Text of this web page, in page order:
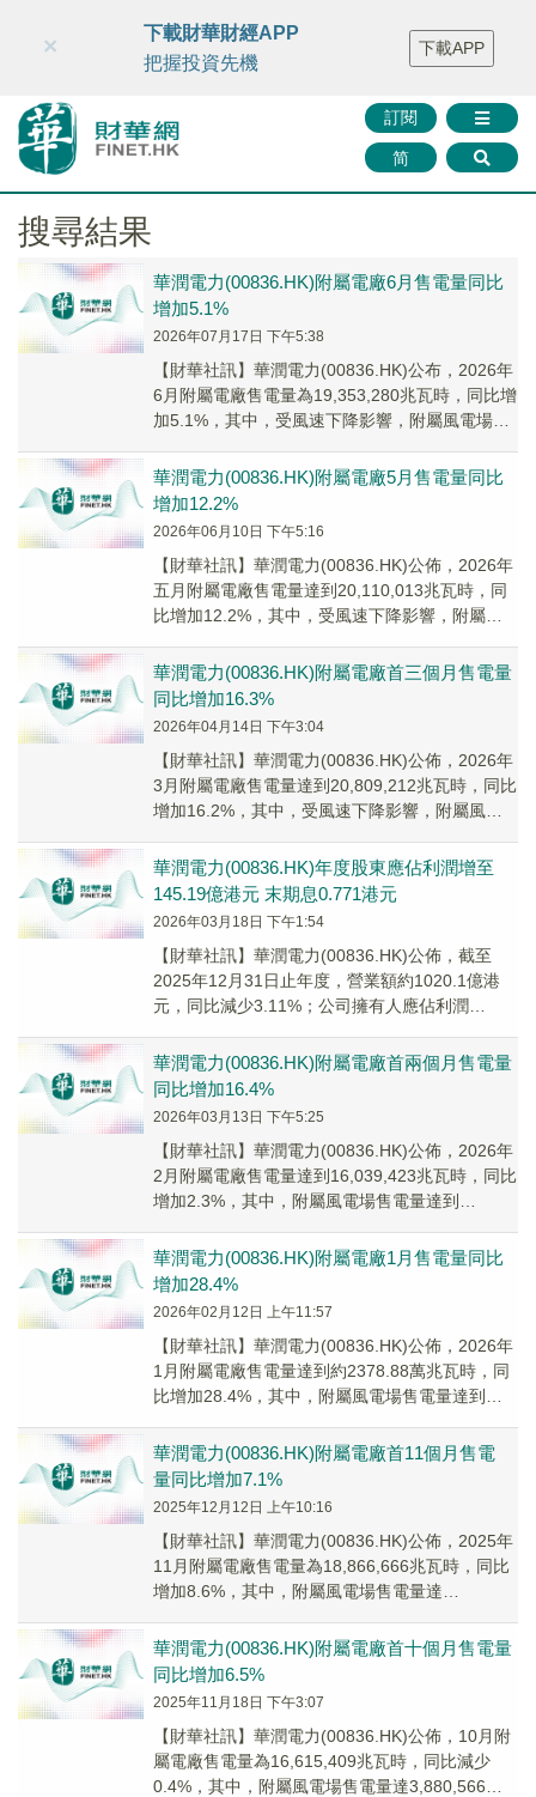
財華智庫網 FINTV FINMETA 財華證券 媒體矩陣
智庫沙龍
聯絡我們
訂閱
简
×
下載財華財經APP
把握投資先機
下載APP
搜尋結果
華潤電力(00836.HK)附屬電廠6月售電量同比
增加5.1%
2026年07月17日 下午5:38
【財華社訊】華潤電力(00836.HK)公布，2026年
6月附屬電廠售電量為19,353,280兆瓦時，同比增
加5.1%，其中，受風速下降影響，附屬風電場售
華潤電力(00836.HK)附屬電廠5月售電量同比
增加12.2%
2026年06月10日 下午5:16
​【財華社訊】華潤電力(00836.HK)公佈，2026年
五月附屬電廠售電量達到20,110,013兆瓦時，同
比增加12.2%，其中，受風速下降影響，附屬風
華潤電力(00836.HK)附屬電廠首三個月售電量
同比增加16.3%
2026年04月14日 下午3:04
​【財華社訊】華潤電力(00836.HK)公佈，2026年
3月附屬電廠售電量達到20,809,212兆瓦時，同比
增加16.2%，其中，受風速下降影響，附屬風電
華潤電力(00836.HK)年度股東應佔利潤增至
145.19億港元 末期息0.771港元
2026年03月18日 下午1:54
【財華社訊】華潤電力(00836.HK)公佈，截至
2025年12月31日止年度，營業額約1020.1億港
元，同比減少3.11%；公司擁有人應佔利潤
華潤電力(00836.HK)​附屬電廠首兩個月售電量
同比增加16.4%
2026年03月13日 下午5:25
​【財華社訊】華潤電力(00836.HK)公佈，2026年
2月附屬電廠售電量達到16,039,423兆瓦時，同比
增加2.3%，其中，附屬風電場售電量達到
華潤電力(00836.HK)附屬電廠1月售電量同比
增加​28.4%
2026年02月12日 上午11:57
​【財華社訊】華潤電力(00836.HK)公佈，2026年
1月附屬電廠售電量達到約2378.88萬兆瓦時，同
比增加28.4%，其中，附屬風電場售電量達到約
華潤電力(00836.HK)附屬電廠首11個月售電
量同比增加7.1%
2025年12月12日 上午10:16
【財華社訊】華潤電力(00836.HK)公佈，2025年
11月附屬電廠售電量為18,866,666兆瓦時，同比
增加8.6%，其中，附屬風電場售電量達
華潤電力(00836.HK)附屬電廠首十個月售電量
同比增加6.5%
2025年11月18日 下午3:07
【財華社訊】華潤電力(00836.HK)公佈，10月附
屬電廠售電量為16,615,409兆瓦時，同比減少
0.4%，其中，附屬風電場售電量達3,880,566兆